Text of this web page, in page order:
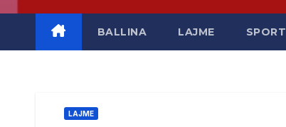
BALLINA LAJME SPORT
LAJME